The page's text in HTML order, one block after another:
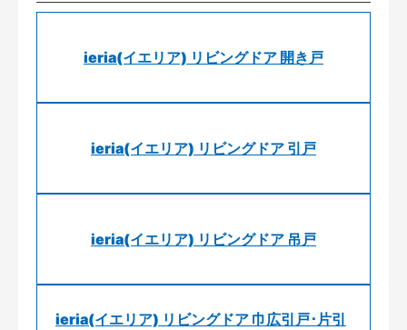
ieria(イエリア) リビングドア 開き戸
ieria(イエリア) リビングドア 引戸
ieria(イエリア) リビングドア 吊戸
ieria(イエリア) リビングドア 巾広引戸･片引